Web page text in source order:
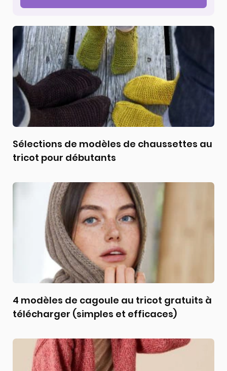
Sélections de modèles de chaussettes au
tricot pour débutants
4 modèles de cagoule au tricot gratuits à
télécharger (simples et efficaces)